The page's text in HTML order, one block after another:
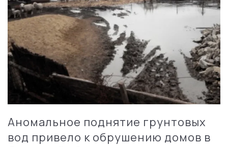
Аномальное поднятие грунтовых
вод привело к обрушению домов в